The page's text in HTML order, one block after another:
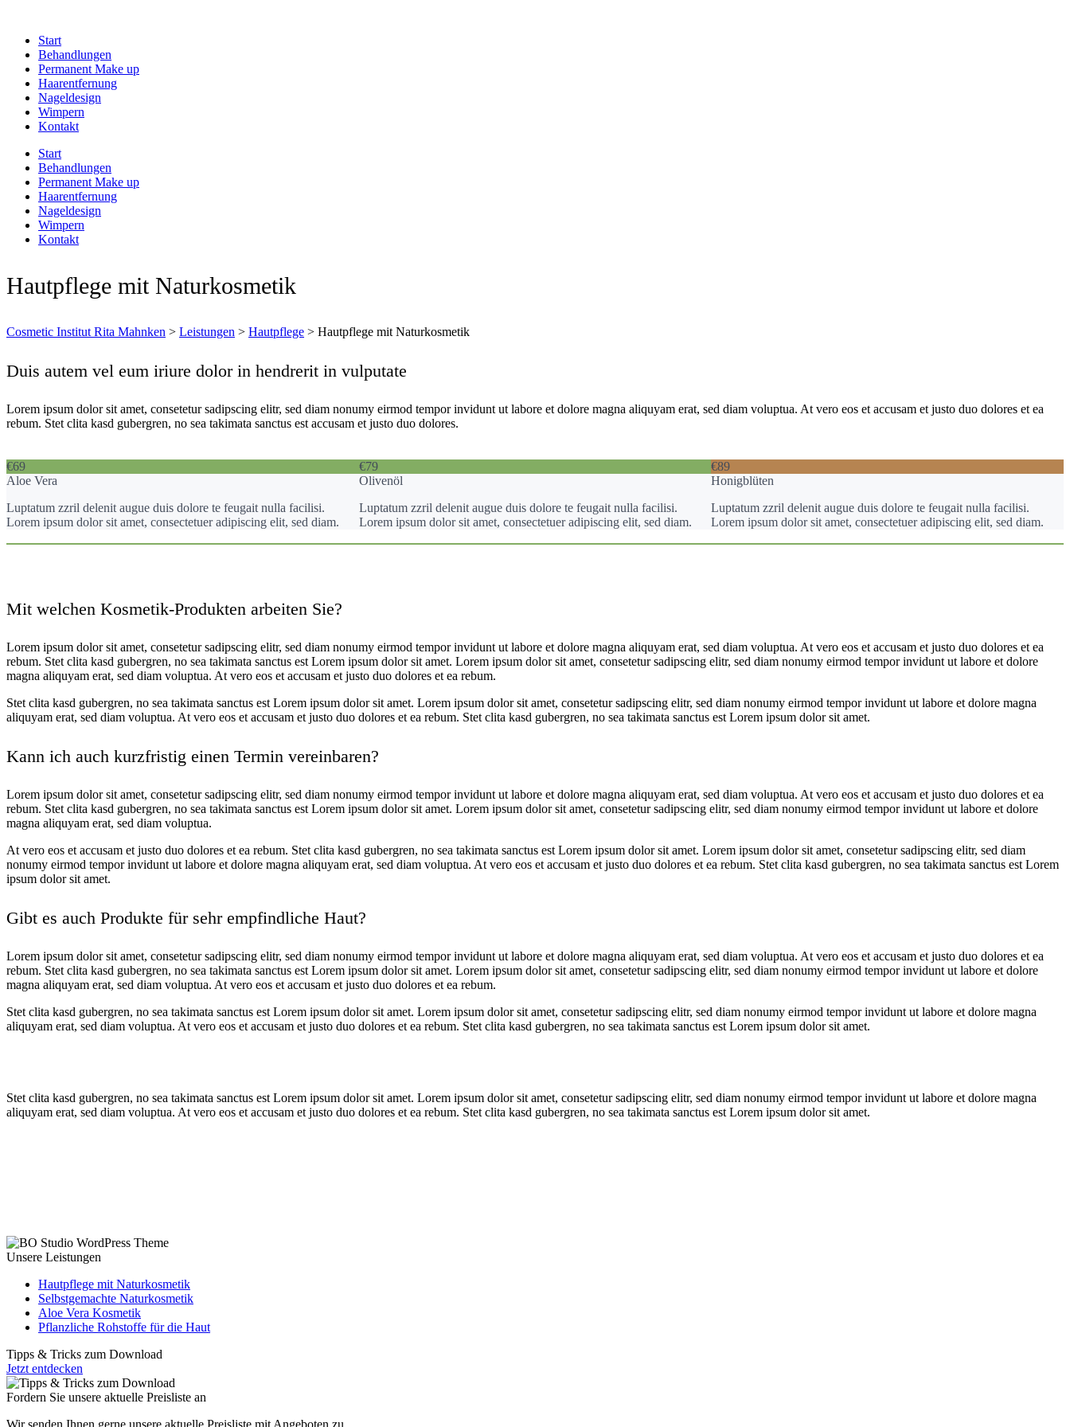
Start
Behandlungen
Permanent Make up
Haarentfernung
Nageldesign
Wimpern
Kontakt
Start
Behandlungen
Permanent Make up
Haarentfernung
Nageldesign
Wimpern
Kontakt
Hautpflege mit Naturkosmetik
Cosmetic Institut Rita Mahnken > Leistungen > Hautpflege > Hautpflege mit Naturkosmetik
Duis autem vel eum iriure dolor in hendrerit in vulputate
Lorem ipsum dolor sit amet, consetetur sadipscing elitr, sed diam nonumy eirmod tempor invidunt ut labore et dolore magna aliquyam erat, sed diam voluptua. At vero eos et accusam et justo duo dolores et ea
rebum. Stet clita kasd gubergren, no sea takimata sanctus est accusam et justo duo dolores.
€69
Aloe Vera
Luptatum zzril delenit augue duis dolore te feugait nulla facilisi.
Lorem ipsum dolor sit amet, consectetuer adipiscing elit, sed diam.
€79
Olivenöl
Luptatum zzril delenit augue duis dolore te feugait nulla facilisi.
Lorem ipsum dolor sit amet, consectetuer adipiscing elit, sed diam.
€89
Honigblüten
Luptatum zzril delenit augue duis dolore te feugait nulla facilisi.
Lorem ipsum dolor sit amet, consectetuer adipiscing elit, sed diam.
Mit welchen Kosmetik-Produkten arbeiten Sie?
Lorem ipsum dolor sit amet, consetetur sadipscing elitr, sed diam nonumy eirmod tempor invidunt ut labore et dolore magna aliquyam erat, sed diam voluptua. At vero eos et accusam et justo duo dolores et ea
rebum. Stet clita kasd gubergren, no sea takimata sanctus est Lorem ipsum dolor sit amet. Lorem ipsum dolor sit amet, consetetur sadipscing elitr, sed diam nonumy eirmod tempor invidunt ut labore et dolore
magna aliquyam erat, sed diam voluptua. At vero eos et accusam et justo duo dolores et ea rebum.
Stet clita kasd gubergren, no sea takimata sanctus est Lorem ipsum dolor sit amet. Lorem ipsum dolor sit amet, consetetur sadipscing elitr, sed diam nonumy eirmod tempor invidunt ut labore et dolore magna
aliquyam erat, sed diam voluptua. At vero eos et accusam et justo duo dolores et ea rebum. Stet clita kasd gubergren, no sea takimata sanctus est Lorem ipsum dolor sit amet.
Kann ich auch kurzfristig einen Termin vereinbaren?
Lorem ipsum dolor sit amet, consetetur sadipscing elitr, sed diam nonumy eirmod tempor invidunt ut labore et dolore magna aliquyam erat, sed diam voluptua. At vero eos et accusam et justo duo dolores et ea
rebum. Stet clita kasd gubergren, no sea takimata sanctus est Lorem ipsum dolor sit amet. Lorem ipsum dolor sit amet, consetetur sadipscing elitr, sed diam nonumy eirmod tempor invidunt ut labore et dolore
magna aliquyam erat, sed diam voluptua.
At vero eos et accusam et justo duo dolores et ea rebum. Stet clita kasd gubergren, no sea takimata sanctus est Lorem ipsum dolor sit amet. Lorem ipsum dolor sit amet, consetetur sadipscing elitr, sed diam
nonumy eirmod tempor invidunt ut labore et dolore magna aliquyam erat, sed diam voluptua. At vero eos et accusam et justo duo dolores et ea rebum. Stet clita kasd gubergren, no sea takimata sanctus est Lorem
ipsum dolor sit amet.
Gibt es auch Produkte für sehr empfindliche Haut?
Lorem ipsum dolor sit amet, consetetur sadipscing elitr, sed diam nonumy eirmod tempor invidunt ut labore et dolore magna aliquyam erat, sed diam voluptua. At vero eos et accusam et justo duo dolores et ea
rebum. Stet clita kasd gubergren, no sea takimata sanctus est Lorem ipsum dolor sit amet. Lorem ipsum dolor sit amet, consetetur sadipscing elitr, sed diam nonumy eirmod tempor invidunt ut labore et dolore
magna aliquyam erat, sed diam voluptua. At vero eos et accusam et justo duo dolores et ea rebum.
Stet clita kasd gubergren, no sea takimata sanctus est Lorem ipsum dolor sit amet. Lorem ipsum dolor sit amet, consetetur sadipscing elitr, sed diam nonumy eirmod tempor invidunt ut labore et dolore magna
aliquyam erat, sed diam voluptua. At vero eos et accusam et justo duo dolores et ea rebum. Stet clita kasd gubergren, no sea takimata sanctus est Lorem ipsum dolor sit amet.
Stet clita kasd gubergren, no sea takimata sanctus est Lorem ipsum dolor sit amet. Lorem ipsum dolor sit amet, consetetur sadipscing elitr, sed diam nonumy eirmod tempor invidunt ut labore et dolore magna
aliquyam erat, sed diam voluptua. At vero eos et accusam et justo duo dolores et ea rebum. Stet clita kasd gubergren, no sea takimata sanctus est Lorem ipsum dolor sit amet.
Unsere Leistungen
Hautpflege mit Naturkosmetik
Selbstgemachte Naturkosmetik
Aloe Vera Kosmetik
Pflanzliche Rohstoffe für die Haut
Tipps & Tricks zum Download
Jetzt entdecken
Fordern Sie unsere aktuelle Preisliste an
Wir senden Ihnen gerne unsere aktuelle Preisliste mit Angeboten zu.